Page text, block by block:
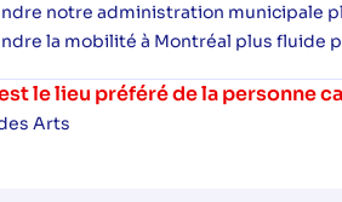
notre administration municipale
la mobilité à Montréal plus fluide
le lieu préféré de la personne
Arts